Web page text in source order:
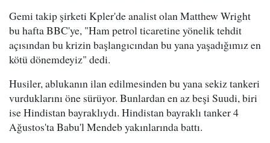
Gemi takip şirketi Kpler'de analist olan Matthew Wright
bu hafta BBC'ye, "Ham petrol ticaretine yönelik tehdit
açısından bu krizin başlangıcından bu yana yaşadığımız en
kötü dönemdeyiz" dedi.
Husiler, ablukanın ilan edilmesinden bu yana sekiz tankeri
vurduklarını öne sürüyor. Bunlardan en az beşi Suudi, biri
ise Hindistan bayraklıydı. Hindistan bayraklı tanker 4
Ağustos'ta Babu'l Mendeb yakınlarında battı.